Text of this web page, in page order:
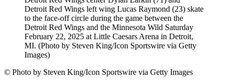
© Photo by Steven King/Icon Sportswire via Getty Images